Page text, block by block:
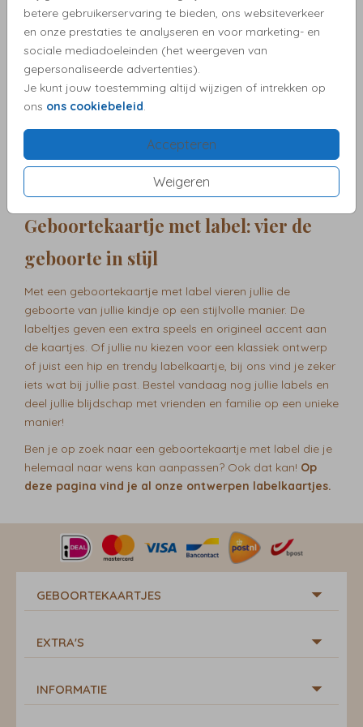
betere gebruikerservaring te bieden, ons websiteverkeer
en onze prestaties te analyseren en voor marketing- en
sociale mediadoeleinden (het weergeven van
gepersonaliseerde advertenties).
Je kunt jouw toestemming altijd wijzigen of intrekken op
ons ons cookiebeleid.
Accepteren
Weigeren
Labelkaartje: snel en gemakkelijk
bestellen
Het bestellen van deze labels is bij ons snel en
aanspreekt en plaats de bestelling. Wij zorgen ervoor dat
het labelkaartje met veel zorg wordt gedrukt en zo snel
mogelijk bij jullie thuis wordt bezorgd. Zo kunnen jullie snel
genieten van de prachtige geboortekaartjes met label.
Geboortekaartje met label: vier de
geboorte in stijl
Met een geboortekaartje met label vieren jullie de
geboorte van jullie kindje op een stijlvolle manier. De
labeltjes geven een extra speels en origineel accent aan
de kaartjes. Of jullie nu kiezen voor een klassiek ontwerp
of juist een hip en trendy labelkaartje, bij ons vind je zeker
iets wat bij jullie past. Bestel vandaag nog jullie labels en
deel jullie blijdschap met vrienden en familie op een unieke
manier!
Ben je op zoek naar een geboortekaartje met label die je
helemaal naar wens kan aanpassen? Ook dat kan! Op
deze pagina vind je al onze ontwerpen labelkaartjes.
GEBOORTEKAARTJES
EXTRA'S
INFORMATIE